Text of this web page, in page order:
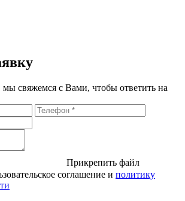
мы свяжемся с Вами, чтобы ответить на
Прикрепить файл
соглашение и политику